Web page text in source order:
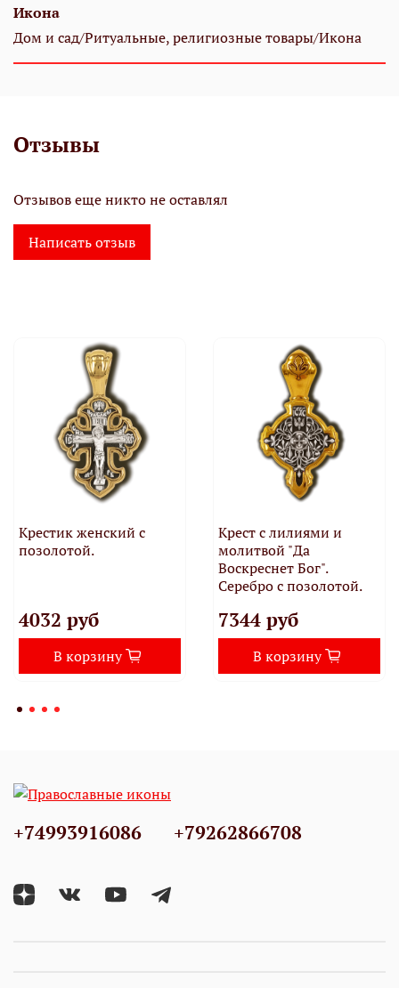
Икона
Дом и сад/Ритуальные, религиозные товары/Икона
Отзывы
Отзывов еще никто не оставлял
Написать отзыв
Крестик женский с
позолотой.
4032 руб
В корзину
Крест с лилиями и
молитвой "Да
Воскреснет Бог".
Серебро с позолотой.
7344 руб
В корзину
+74993916086 +79262866708